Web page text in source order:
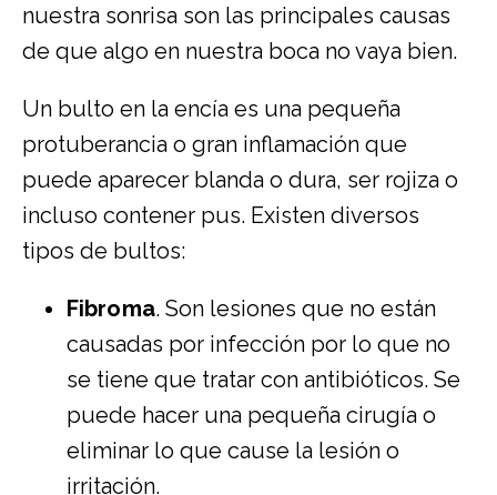
nuestra sonrisa son las principales causas
de que algo en nuestra boca no vaya bien.
Un bulto en la encía es una pequeña
protuberancia o gran inflamación que
puede aparecer blanda o dura, ser rojiza o
incluso contener pus. Existen diversos
tipos de bultos:
Fibroma. Son lesiones que no están
causadas por infección por lo que no
se tiene que tratar con antibióticos. Se
puede hacer una pequeña cirugía o
eliminar lo que cause la lesión o
irritación.